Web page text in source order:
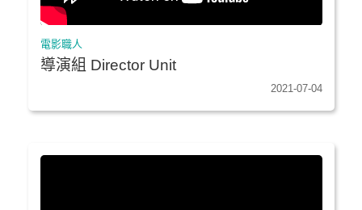
電影職人
導演組 Director Unit
2021-07-04